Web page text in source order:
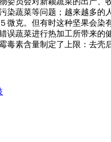
染蔬菜等问题；越来越多
微克。但有时这种坚果会
误蔬菜进行热加工所带来
素含量制定了上限：去